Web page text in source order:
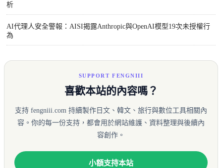
析
AI代理人安全警報：AISI揭露Anthropic與OpenAI模型19次未授權行
為
SUPPORT FENGNIII
喜歡本站的內容嗎？
支持 fengniii.com 持續製作日文、韓文、旅行與數位工具相關內
容。你的每一份支持，都會用於網站維護、資料整理與後續內
容創作。
小額支持本站